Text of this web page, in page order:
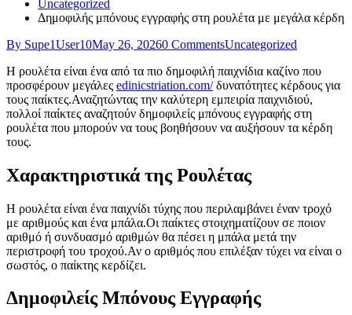
Uncategorized
Δημοφιλής μπόνους εγγραφής στη ρουλέτα με μεγάλα κέρδη
By Supe1User10May 26, 20260 CommentsUncategorized
Η ρουλέτα είναι ένα από τα πιο δημοφιλή παιχνίδια καζίνο που
προσφέρουν μεγάλες edinicstriation.com/δυνατότητες κέρδους για
τους παίκτες.Αναζητώντας την καλύτερη εμπειρία παιχνιδιού,
πολλοί παίκτες αναζητούν δημοφιλείς μπόνους εγγραφής στη
ρουλέτα που μπορούν να τους βοηθήσουν να αυξήσουν τα κέρδη
τους.
Χαρακτηριστικά της Ρουλέτας
Η ρουλέτα είναι ένα παιχνίδι τύχης που περιλαμβάνει έναν τροχό
με αριθμούς και ένα μπάλα.Οι παίκτες στοιχηματίζουν σε ποιον
αριθμό ή συνδυασμό αριθμών θα πέσει η μπάλα μετά την
περιστροφή του τροχού.Αν ο αριθμός που επιλέξαν τύχει να είναι ο
σωστός, ο παίκτης κερδίζει.
Δημοφιλείς Μπόνους Εγγραφής